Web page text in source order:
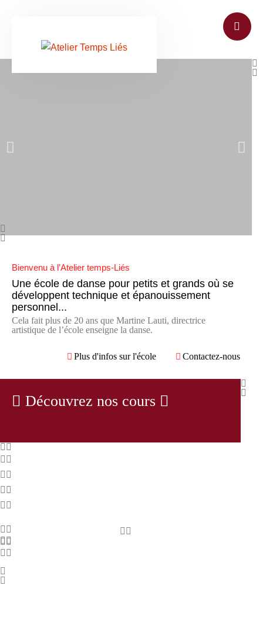
Découvrez nos cours
Bienvenu à l’Atelier temps-Liés
Une école de danse pour petits et grands où se
développent technique et épanouissement
personnel...
Cela fait plus de 20 ans que Martine Lauti, directrice
artistique de l’école enseigne la danse.
Plus d'infos sur l'école Contactez-nous